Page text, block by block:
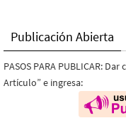
Publicación Abierta
PASOS PARA PUBLICAR:
Artículo” e ingresa: